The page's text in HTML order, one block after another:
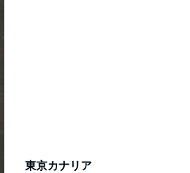
東京カナリア